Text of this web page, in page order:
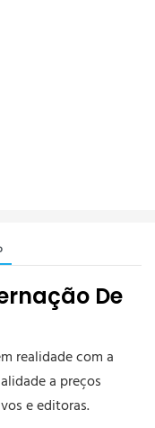
De
realidade com a
a preços
e editoras.